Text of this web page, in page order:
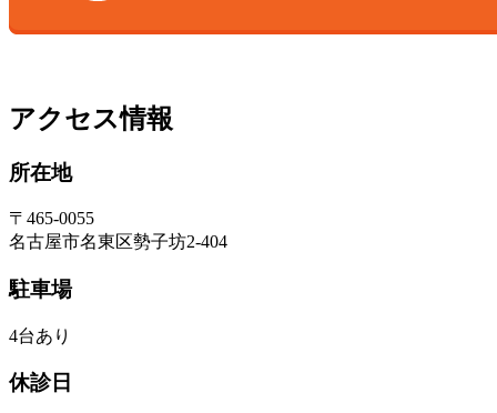
アクセス情報
所在地
〒465-0055
名古屋市名東区勢子坊2-404
駐車場
4台あり
休診日